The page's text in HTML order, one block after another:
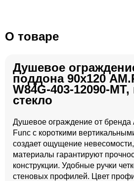
О товаре
Душевое
поддона 90х120
W84G-403-12090-
стекло
Душевое ограждение от бренда
Func с короткими
создает ощущение
материалы гарантируют
конструкции. Удобные ручки
стеновых профилей. Цвет